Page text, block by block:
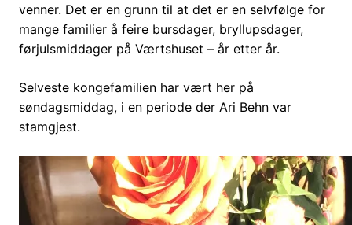
venner. Det er en grunn til at det er en selvfølge for
mange familier å feire bursdager, bryllupsdager,
førjulsmiddager på Værtshuset – år etter år.
Selveste kongefamilien har vært her på
søndagsmiddag, i en periode der Ari Behn var
stamgjest.